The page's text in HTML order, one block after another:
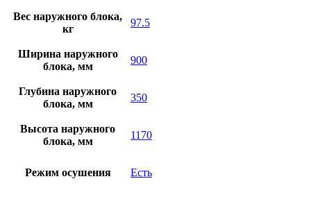
Вес наружного блока,
кг
97.5
Ширина наружного
блока, мм
900
Глубина наружного
блока, мм
350
Высота наружного
блока, мм
1170
Режим осушения Есть